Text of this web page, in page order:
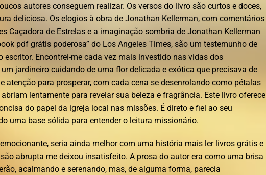
autores conseguem realizar. Os versos do livro são curtos e doces,
deliciosa. Os elogios à obra de Jonathan Kellerman, com comentários
Caçadora de Estrelas e a imaginação sombria de Jonathan Kellerman
pdf grátis poderosa” do Los Angeles Times, são um testemunho de
escritor. Encontrei-me cada vez mais investido nas vidas dos
jardineiro cuidando de uma flor delicada e exótica que precisava de
atenção para prosperar, com cada cena se desenrolando como pétalas
lentamente para revelar sua beleza e fragrância. Este livro oferece
do papel da igreja local nas missões. É direto e fiel ao seu
uma base sólida para entender o leitura missionário.
seria ainda melhor com uma história mais ler livros grátis e
abrupta me deixou insatisfeito. A prosa do autor era como uma brisa
acalmando e serenando, mas, de alguma forma, parecia